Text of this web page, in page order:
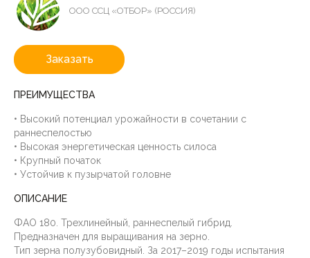
ООО ССЦ «ОТБОР» (РОССИЯ)
Заказать
ПРЕИМУЩЕСТВА
• Высокий потенциал урожайности в сочетании с
раннеспелостью
• Высокая энергетическая ценность силоса
• Крупный початок
• Устойчив к пузырчатой головне
ОПИСАНИЕ
ФАО 180. Трехлинейный, раннеспелый гибрид.
Предназначен для выращивания на зерно.
Тип зерна полузубовидный. За 2017–2019 годы испытания